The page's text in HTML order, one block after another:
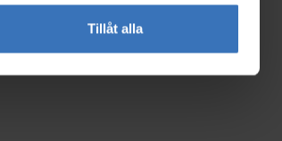
Tillåt alla